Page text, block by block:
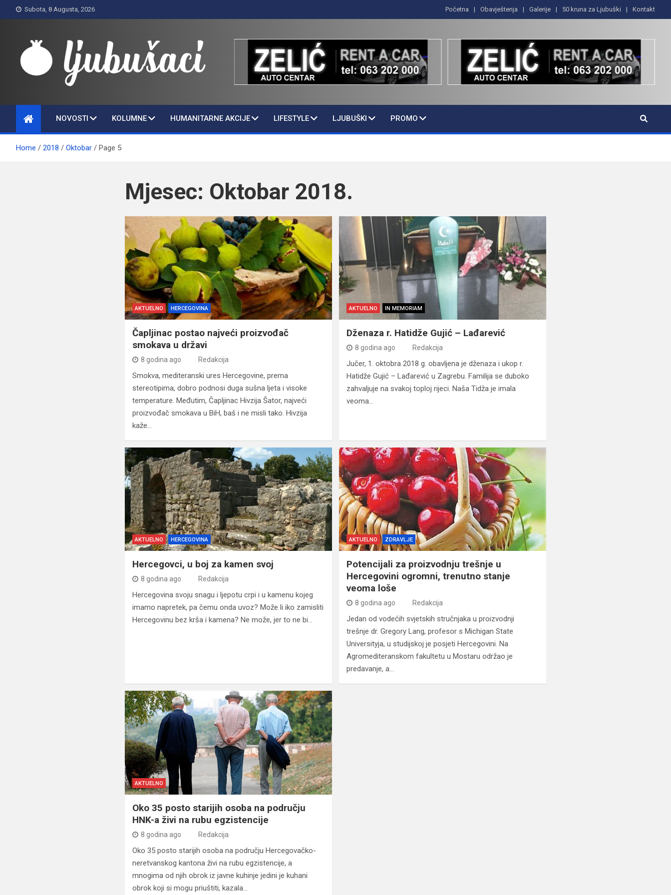
to
Subota, 8 Augusta, 2026 Početna Obavještenja Galerije 50 kruna za Ljubuški Kontakt
Ljubušaci
NOVOSTI KOLUMNE HUMANITARNE AKCIJE LIFESTYLE LJUBUŠKI PROMO
Home 2018 Oktobar Page 5
Mjesec: Oktobar 2018.
AKTUELNO HERCEGOVINA
Čapljinac postao najveći proizvođač
smokava u državi
8 godina ago Redakcija
Smokva, mediteranski ures Hercegovine, prema
stereotipima, dobro podnosi duga sušna ljeta i visoke
temperature. Međutim, Čapljinac Hivzija Šator, najveći
proizvođač smokava u BiH, baš i ne misli tako. Hivzija
kaže…
AKTUELNO IN MEMORIAM
Dženaza r. Hatidže Gujić – Lađarević
8 godina ago Redakcija
Jučer, 1. oktobra 2018 g. obavljena je dženaza i ukop r.
Hatidže Gujić – Lađarević u Zagrebu. Familija se duboko
zahvaljuje na svakoj toploj rijeci. Naša Tidža je imala
veoma…
AKTUELNO HERCEGOVINA
Hercegovci, u boj za kamen svoj
8 godina ago Redakcija
Hercegovina svoju snagu i ljepotu crpi i u kamenu kojeg
imamo napretek, pa čemu onda uvoz? Može li iko zamisliti
Hercegovinu bez krša i kamena? Ne može, jer to ne bi…
AKTUELNO ZDRAVLJE
Potencijali za proizvodnju trešnje u
Hercegovini ogromni, trenutno stanje
veoma loše
8 godina ago Redakcija
Jedan od vodećih svjetskih stručnjaka u proizvodnji
trešnje dr. Gregory Lang, profesor s Michigan State
Universityja, u studijskoj je posjeti Hercegovini. Na
Agromediteranskom fakultetu u Mostaru održao je
predavanje, a…
AKTUELNO
Oko 35 posto starijih osoba na području
HNK-a živi na rubu egzistencije
8 godina ago Redakcija
Oko 35 posto starijih osoba na području Hercegovačko-
neretvanskog kantona živi na rubu egzistencije, a
mnogima od njih obrok iz javne kuhinje jedini je kuhani
obrok koji si mogu priuštiti, kazala…